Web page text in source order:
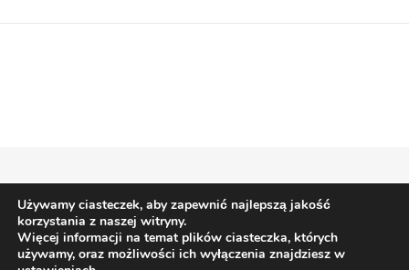
Bard Motyw przez WP Royal.
Używamy ciasteczek, aby zapewnić najlepszą jakość
korzystania z naszej witryny.
Więcej informacji na temat plików ciasteczka, których
używamy, oraz możliwości ich wyłączenia znajdziesz w